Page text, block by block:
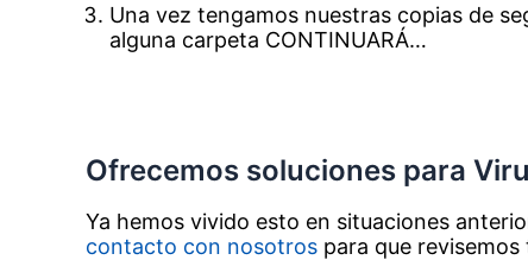
Una vez tengamos nuestras copias de
alguna carpeta CONTINUARÁ…
Ofrecemos soluciones para
Ya hemos vivido esto en situaciones
contacto con nosotros para que